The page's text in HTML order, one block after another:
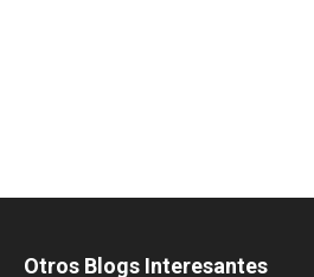
Otros Blogs Interesantes